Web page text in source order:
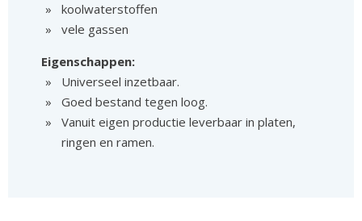
koolwaterstoffen
vele gassen
Eigenschappen:
Universeel inzetbaar.
Goed bestand tegen loog.
Vanuit eigen productie leverbaar in platen,
ringen en ramen.